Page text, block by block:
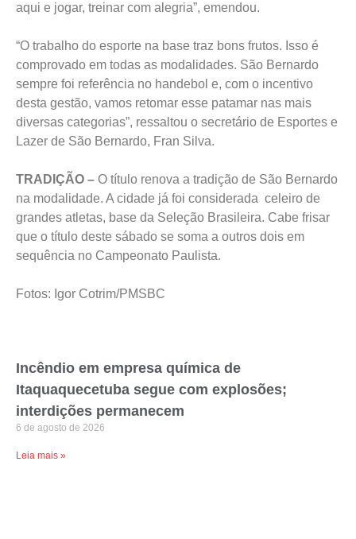
aqui e jogar, treinar com alegria”, emendou.
“O trabalho do esporte na base traz bons frutos. Isso é
comprovado em todas as modalidades. São Bernardo
sempre foi referência no handebol e, com o incentivo
desta gestão, vamos retomar esse patamar nas mais
diversas categorias”, ressaltou o secretário de Esportes e
Lazer de São Bernardo, Fran Silva.
TRADIÇÃO – O título renova a tradição de São Bernardo
na modalidade. A cidade já foi considerada celeiro de
grandes atletas, base da Seleção Brasileira. Cabe frisar
que o título deste sábado se soma a outros dois em
sequência no Campeonato Paulista.
Fotos: Igor Cotrim/PMSBC
Incêndio em empresa química de
Itaquaquecetuba segue com explosões;
interdições permanecem
6 de agosto de 2026
Leia mais »